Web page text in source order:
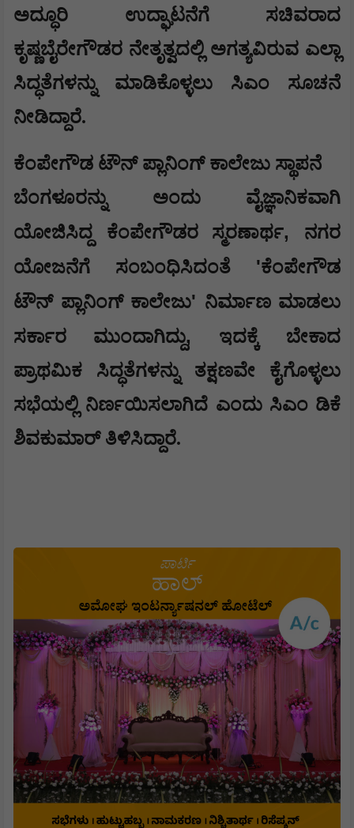
ಅದ್ಧೂರಿ ಉದ್ಘಾಟನೆಗೆ ಸಚಿವರಾದ
ಕೃಷ್ಣಬೈರೇಗೌಡರ ನೇತೃತ್ವದಲ್ಲಿ ಅಗತ್ಯವಿರುವ ಎಲ್ಲಾ
ಸಿದ್ಧತೆಗಳನ್ನು ಮಾಡಿಕೊಳ್ಳಲು ಸಿಎಂ ಸೂಚನೆ
ನೀಡಿದ್ದಾರೆ.
ಕೆಂಪೇಗೌಡ ಟೌನ್ ಪ್ಲಾನಿಂಗ್ ಕಾಲೇಜು ಸ್ಥಾಪನೆ
​ಬೆಂಗಳೂರನ್ನು ಅಂದು ವೈಜ್ಞಾನಿಕವಾಗಿ
ಯೋಜಿಸಿದ್ದ ಕೆಂಪೇಗೌಡರ ಸ್ಮರಣಾರ್ಥ, ನಗರ
ಯೋಜನೆಗೆ ಸಂಬಂಧಿಸಿದಂತೆ 'ಕೆಂಪೇಗೌಡ
ಟೌನ್ ಪ್ಲಾನಿಂಗ್ ಕಾಲೇಜು' ನಿರ್ಮಾಣ ಮಾಡಲು
ಸರ್ಕಾರ ಮುಂದಾಗಿದ್ದು, ಇದಕ್ಕೆ ಬೇಕಾದ
ಪ್ರಾಥಮಿಕ ಸಿದ್ಧತೆಗಳನ್ನು ತಕ್ಷಣವೇ ಕೈಗೊಳ್ಳಲು
ಸಭೆಯಲ್ಲಿ ನಿರ್ಣಯಿಸಲಾಗಿದೆ ಎಂದು ಸಿಎಂ ಡಿಕೆ
ಶಿವಕುಮಾರ್ ತಿಳಿಸಿದ್ದಾರೆ.